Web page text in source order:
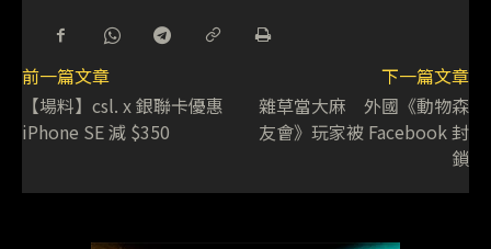
前一篇文章
【場料】csl. x 銀聯卡優惠
iPhone SE 減 $350
下一篇文章
雜草當大麻 外國《動物森
友會》玩家被 Facebook 封
鎖